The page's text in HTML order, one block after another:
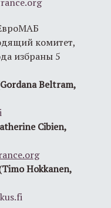
комитет,
избраны 5
Beltram,
Cibien,
Hokkanen,